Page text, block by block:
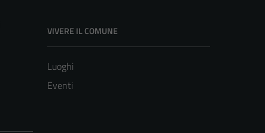
VIVERE IL COMUNE
Luoghi
Eventi